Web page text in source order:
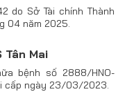
do Sở Tài chính Thành
04 năm 2025.
Tân Mai
bệnh số 2888/HNO-
cấp ngày 23/03/2023.